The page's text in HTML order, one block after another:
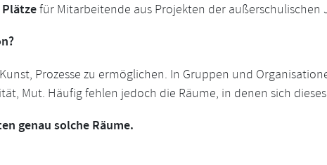
für Mitarbeitende aus Projekten der außerschulischen
Prozesse zu ermöglichen. In Gruppen und
Mut. Häufig fehlen jedoch die Räume, in denen sich
genau solche Räume.